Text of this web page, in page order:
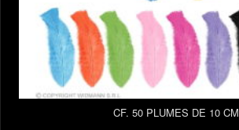
CF. 50 PLUMES DE 10 CM